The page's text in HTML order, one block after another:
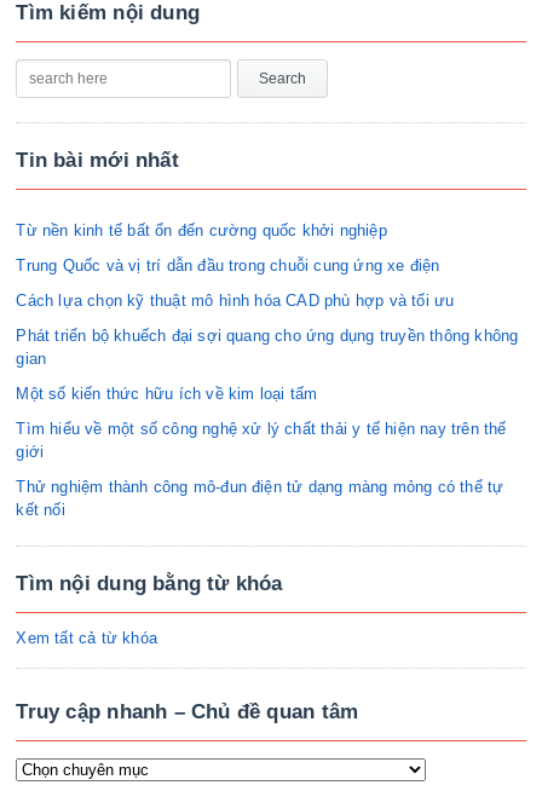
Tìm kiếm nội dung
Tin bài mới nhất
Từ nền kinh tế bất ổn đến cường quốc khởi nghiệp
Trung Quốc và vị trí dẫn đầu trong chuỗi cung ứng xe điện
Cách lựa chọn kỹ thuật mô hình hóa CAD phù hợp và tối ưu
Phát triển bộ khuếch đại sợi quang cho ứng dụng truyền thông không
gian
Một số kiến thức hữu ích về kim loại tấm
Tìm hiểu về một số công nghệ xử lý chất thải y tế hiện nay trên thế
giới
Thử nghiệm thành công mô-đun điện tử dạng màng mỏng có thể tự
kết nối
Tìm nội dung bằng từ khóa
Xem tất cả từ khóa
Truy cập nhanh – Chủ đề quan tâm